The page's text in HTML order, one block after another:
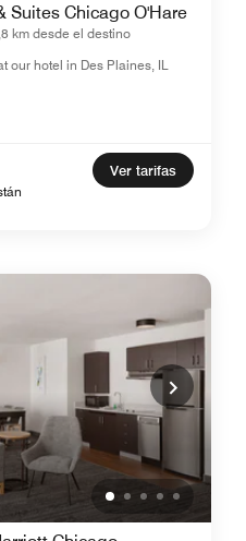
Suites Chicago O'Hare
km desde el destino
our hotel in Des Plaines, IL
Ver tarifas